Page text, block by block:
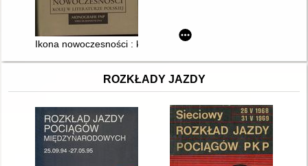
Ikona nowoczesności : kolej w literaturze polskiej
ROZKŁADY JAZDY